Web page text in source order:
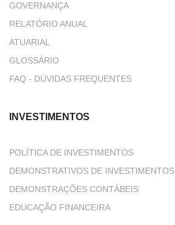
GOVERNANÇA
RELATÓRIO ANUAL
ATUARIAL
GLOSSÁRIO
FAQ - DÚVIDAS FREQUENTES
INVESTIMENTOS
POLÍTICA DE INVESTIMENTOS
DEMONSTRATIVOS DE INVESTIMENTOS
DEMONSTRAÇÕES CONTÁBEIS
EDUCAÇÃO FINANCEIRA